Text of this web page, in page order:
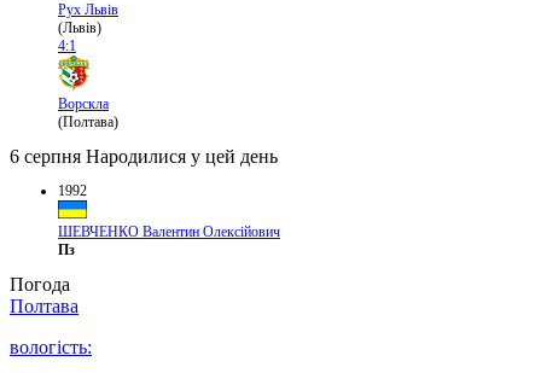
Рух Львів
(Львів)
4:1
Ворскла
(Полтава)
6 серпня Народилися у цей день
1992
ШЕВЧЕНКО Валентин Олексійович
Пз
Погода
Полтава
вологість: